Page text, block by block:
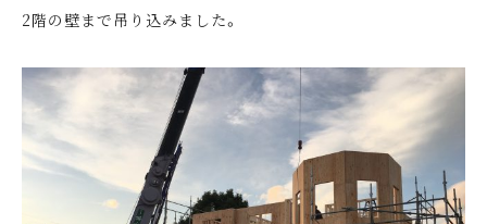
2階の壁まで吊り込みました。